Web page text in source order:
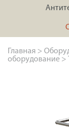
Главная >
оборудование >